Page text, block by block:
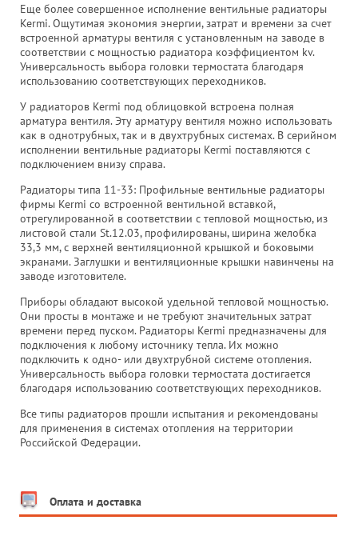
Еще более совершенное исполнение вентильные радиаторы
Kermi. Ощутимая экономия энергии, затрат и времени за счет
встроенной арматуры вентиля с установленным на заводе в
соответствии с мощностью радиатора коэффициентом kv.
Универсальность выбора головки термостата благодаря
использованию соответствующих переходников.
У радиаторов Kermi под облицовкой встроена полная
арматура вентиля. Эту арматуру вентиля можно использовать
как в однотрубных, так и в двухтрубных системах. В серийном
исполнении вентильные радиаторы Kermi поставляются с
подключением внизу справа.
Радиаторы типа 11-33: Профильные вентильные радиаторы
фирмы Kermi со встроенной вентильной вставкой,
отрегулированной в соответствии с тепловой мощностью, из
листовой стали St.12.03, профилированы, ширина желобка
33,3 мм, с верхней вентиляционной крышкой и боковыми
экранами. Заглушки и вентиляционные крышки навинчены на
заводе изготовителе.
Приборы обладают высокой удельной тепловой мощностью.
Они просты в монтаже и не требуют значительных затрат
времени перед пуском. Радиаторы Kermi предназначены для
подключения к любому источнику тепла. Их можно
подключить к одно- или двухтрубной системе отопления.
Универсальность выбора головки термостата достигается
благодаря использованию соответствующих переходников.
Все типы радиаторов прошли испытания и рекомендованы
для применения в системах отопления на территории
Российской Федерации.
Оплата и доставка